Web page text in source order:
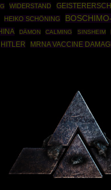
WIDERSTAND
HEIKO SCHÖNING
DÄMON CALMING SINSHEIM
HITLER MRNA VACCINE
Powered By :